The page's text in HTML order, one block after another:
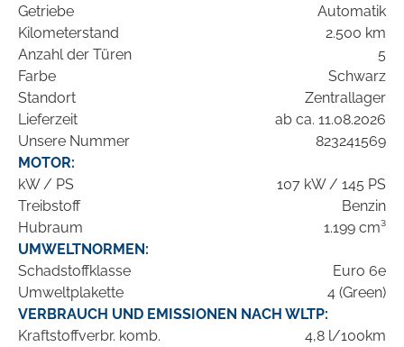
Getriebe
Automatik
Kilometerstand
2.500 km
Anzahl der Türen
5
Farbe
Schwarz
Standort
Zentrallager
Lieferzeit
ab ca. 11.08.2026
Unsere Nummer
823241569
MOTOR:
kW / PS
107 kW / 145 PS
Treibstoff
Benzin
Hubraum
1.199 cm³
UMWELTNORMEN:
Schadstoffklasse
Euro 6e
Umweltplakette
4 (Green)
VERBRAUCH UND EMISSIONEN NACH WLTP:
Kraftstoffverbr. komb.
4,8 l/100km